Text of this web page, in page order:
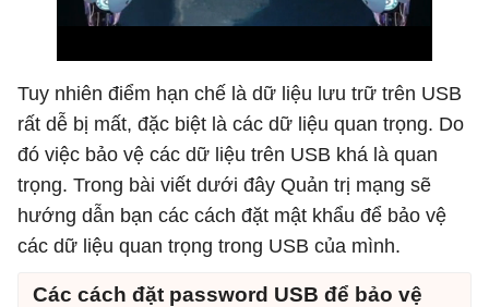
Tuy nhiên điểm hạn chế là dữ liệu lưu trữ trên USB
rất dễ bị mất, đặc biệt là các dữ liệu quan trọng. Do
đó việc bảo vệ các dữ liệu trên USB khá là quan
trọng. Trong bài viết dưới đây Quản trị mạng sẽ
hướng dẫn bạn các cách đặt mật khẩu để bảo vệ
các dữ liệu quan trọng trong USB của mình.
Các cách đặt password USB để bảo vệ